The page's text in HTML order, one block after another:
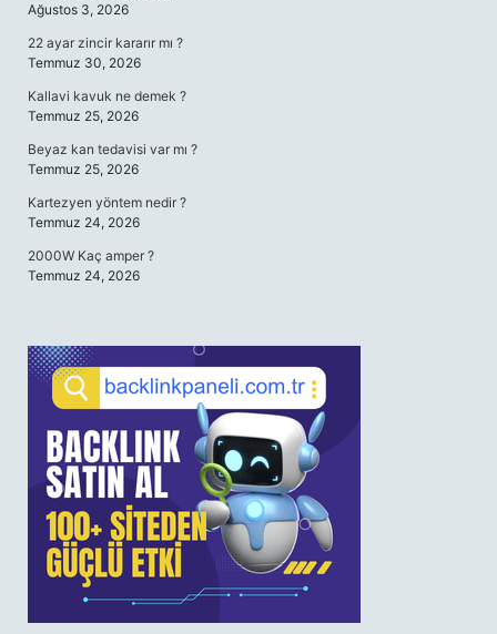
Ağustos 3, 2026
22 ayar zincir kararır mı ?
Temmuz 30, 2026
Kallavi kavuk ne demek ?
Temmuz 25, 2026
Beyaz kan tedavisi var mı ?
Temmuz 25, 2026
Kartezyen yöntem nedir ?
Temmuz 24, 2026
2000W Kaç amper ?
Temmuz 24, 2026